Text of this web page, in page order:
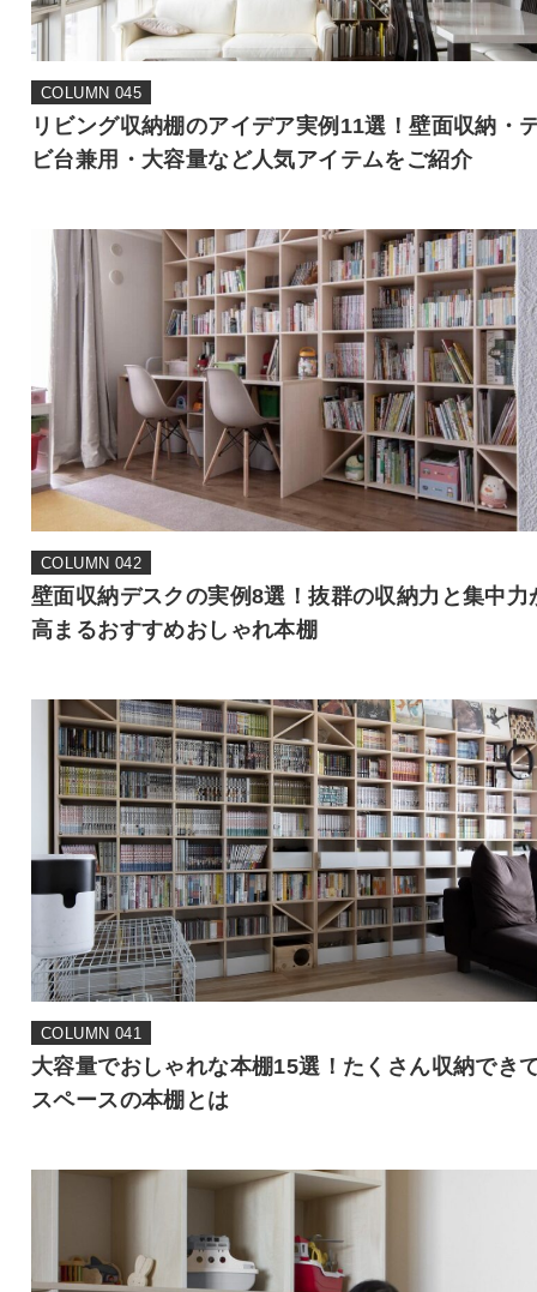
COLUMN 045
リビング収納棚のアイデア実例11選！壁面収納・
ビ台兼用・大容量など人気アイテムをご紹介
COLUMN 042
壁面収納デスクの実例8選！抜群の収納力と集中力
高まるおすすめおしゃれ本棚
COLUMN 041
大容量でおしゃれな本棚15選！たくさん収納でき
スペースの本棚とは